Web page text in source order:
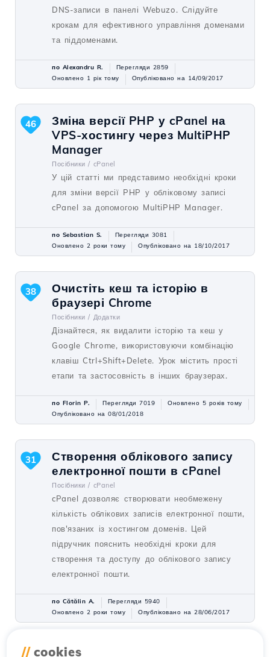
DNS-записи в панелі Webuzo. Слідуйте
крокам для ефективного управління доменами
та піддоменами.
по Alexandru R.
Перегляди 2859
Оновлено 1 рік тому
Опубліковано на 14/09/2017
Зміна версії PHP у cPanel на
VPS-хостингу через MultiPHP
Manager
Посібники / cPanel
У цій статті ми представимо необхідні кроки
для зміни версії PHP у обліковому записі
cPanel за допомогою MultiPHP Manager.
46
по Sebastian S.
Перегляди 3081
Оновлено 2 роки тому
Опубліковано на 18/10/2017
Очистіть кеш та історію в
браузері Chrome
Посібники / Додатки
Дізнайтеся, як видалити історію та кеш у
Google Chrome, використовуючи комбінацію
клавіш Ctrl+Shift+Delete. Урок містить прості
етапи та застосовність в інших браузерах.
38
по Florin P. Перегляди 7019
Оновлено 5 років тому
Опубліковано на 08/01/2018
Створення облікового запису
електронної пошти в cPanel
Посібники / cPanel
cPanel дозволяє створювати необмежену
кількість облікових записів електронної пошти,
пов'язаних із хостингом доменів. Цей
підручник пояснить необхідні кроки для
створення та доступу до облікового запису
електронної пошти.
31
по Cătălin A.
Перегляди 5940
Оновлено 2 роки тому
Опубліковано на 28/06/2017
// cookies